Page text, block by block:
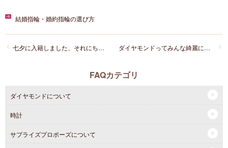
結婚指輪・婚約指輪の選び方
ダイヤモンドってみんな綺麗に見えるのですが、どうやって選べばいいですか？
七夕に入籍しました、それにちなんだ結婚指輪とかあったりしますか？？
FAQカテゴリ
ダイヤモンドについて
時計
サプライズプロポーズについて